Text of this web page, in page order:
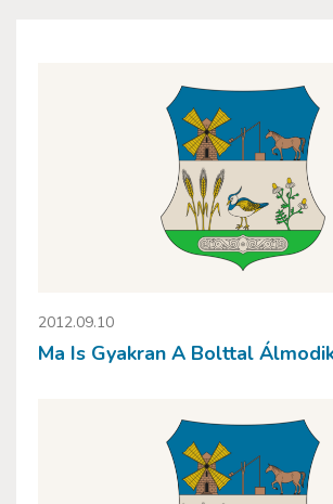
2012.09.10
Ma Is Gyakran A Bolttal